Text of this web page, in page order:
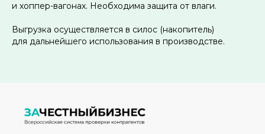
и хоппер-вагонах. Необходима защита от влаги.
Выгрузка осуществляется в силос (накопитель)
для дальнейшего использования в производстве.